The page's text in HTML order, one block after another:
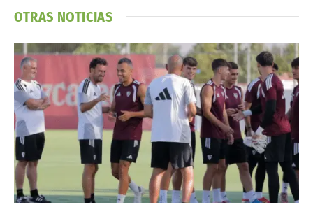
OTRAS NOTICIAS